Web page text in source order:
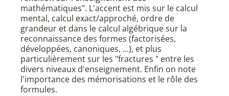
mathématiques". L'accent est mis sur le calcul
mental, calcul exact/approché, ordre de
grandeur et dans le calcul algébrique sur la
reconnaissance des formes (factorisées,
développées, canoniques, ...), et plus
particulièrement sur les "fractures " entre les
divers niveaux d'enseignement. Enfin on note
l'importance des mémorisations et le rôle des
formules.